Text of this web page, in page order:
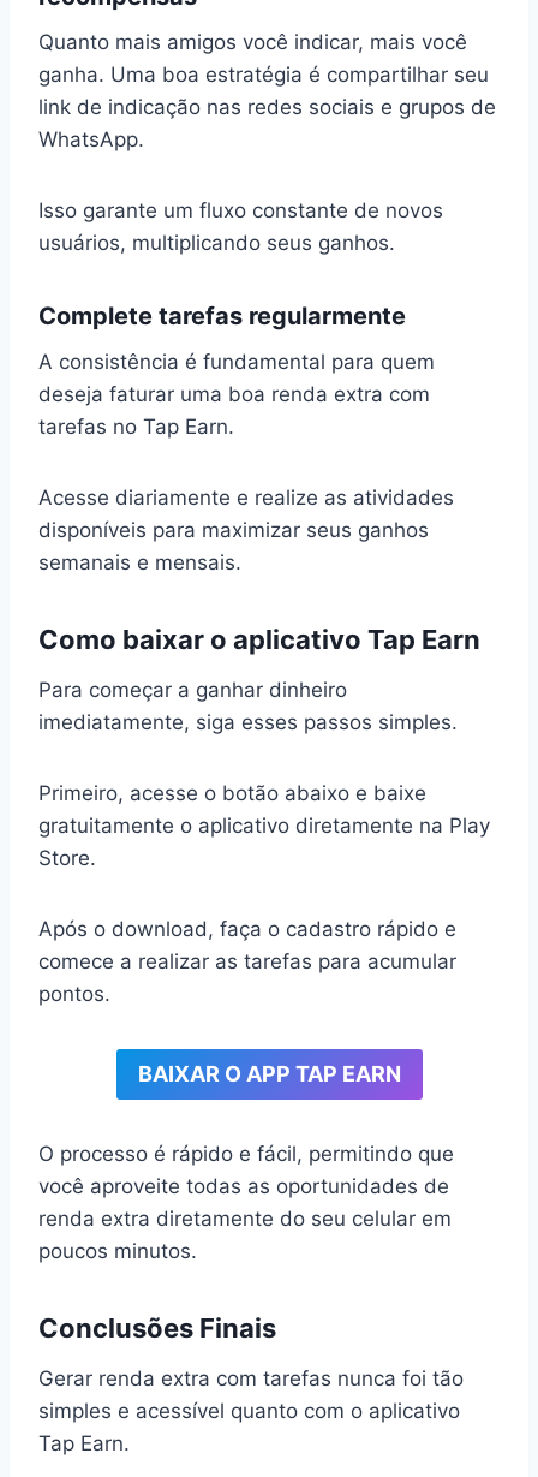
Quanto mais amigos você indicar, mais você
ganha. Uma boa estratégia é compartilhar seu
link de indicação nas redes sociais e grupos de
WhatsApp.
Isso garante um fluxo constante de novos
usuários, multiplicando seus ganhos.
Complete tarefas regularmente
A consistência é fundamental para quem
deseja faturar uma boa renda extra com
tarefas no Tap Earn.
Acesse diariamente e realize as atividades
disponíveis para maximizar seus ganhos
semanais e mensais.
Como baixar o aplicativo Tap Earn
Para começar a ganhar dinheiro
imediatamente, siga esses passos simples.
Primeiro, acesse o botão abaixo e baixe
gratuitamente o aplicativo diretamente na Play
Store.
Após o download, faça o cadastro rápido e
comece a realizar as tarefas para acumular
pontos.
BAIXAR O APP TAP EARN
O processo é rápido e fácil, permitindo que
você aproveite todas as oportunidades de
renda extra diretamente do seu celular em
poucos minutos.
Conclusões Finais
Gerar renda extra com tarefas nunca foi tão
simples e acessível quanto com o aplicativo
Tap Earn.